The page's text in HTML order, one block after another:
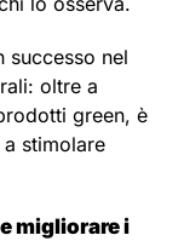
successo nel
oltre a
green, è
stimolare
migliorare i